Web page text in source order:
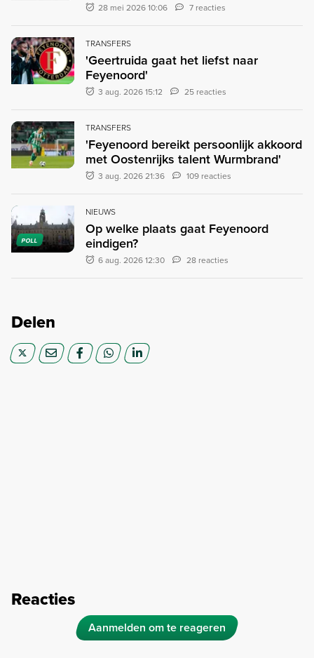
28 mei 2026 10:06 7 reacties
TRANSFERS
'Geertruida gaat het liefst naar
Feyenoord'
3 aug. 2026 15:12 25 reacties
TRANSFERS
'Feyenoord bereikt persoonlijk akkoord
met Oostenrijks talent Wurmbrand'
3 aug. 2026 21:36 109 reacties
POLL
NIEUWS
Op welke plaats gaat Feyenoord
eindigen?
6 aug. 2026 12:30 28 reacties
Delen
Reacties
Aanmelden om te reageren